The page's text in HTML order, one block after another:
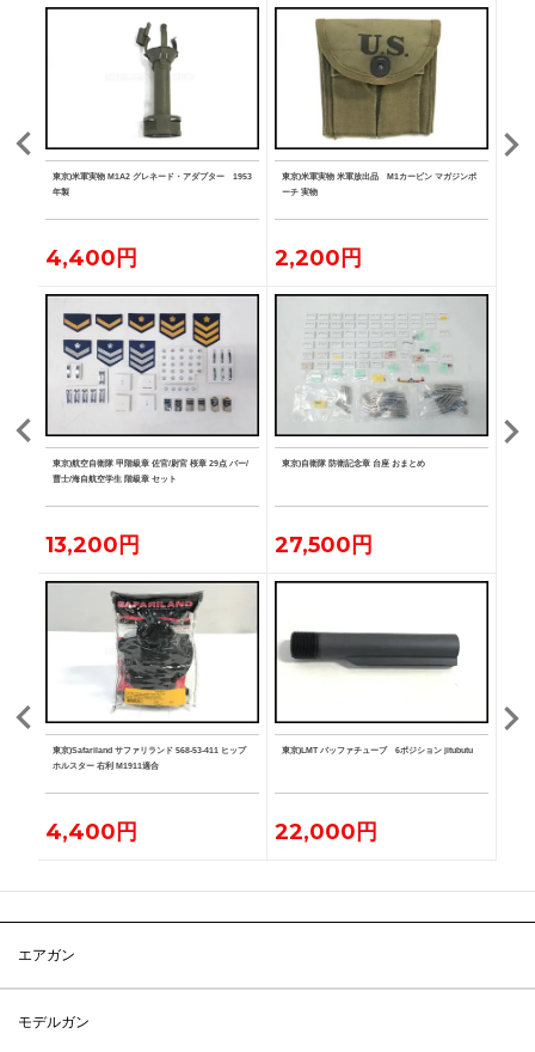
東京)米軍実物 M1A2 グレネード・アダプター 1953
年製
4,400円
東京)米軍実物 米軍放出品 M1カービン マガジンポ
ーチ 実物
2,200円
東京)航空自衛隊 甲階級章 佐官/尉官 桜章 29点 バー/
曹士/海自航空学生 階級章 セット
13,200円
東京)自衛隊 防衛記念章 台座 おまとめ
27,500円
東京)Safariland サファリランド 568-53-411 ヒップ
ホルスター 右利 M1911適合
4,400円
東京)LMT バッファチューブ 6ポジション jitubutu
22,000円
エアガン
モデルガン